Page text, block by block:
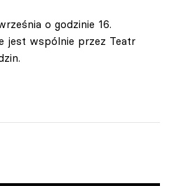
o godzinie 16.
jest wspólnie przez Teatr